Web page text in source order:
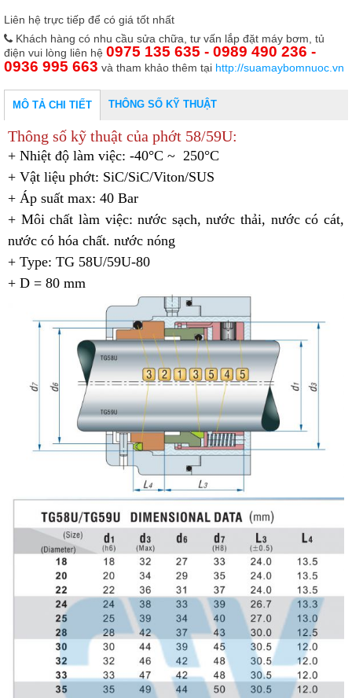
Liên hệ trực tiếp để có giá tốt nhất
Khách hàng có nhu cầu sửa chữa, tư vấn lắp đặt máy bơm, tủ
điện vui lòng liên hệ 0975 135 635 - 0989 490 236 -
0936 995 663 và tham khảo thêm tại http://suamaybomnuoc.vn
MÔ TẢ CHI TIẾT THÔNG SỐ KỸ THUẬT
Thông số kỹ thuật của phớt 58/59U:
+ Nhiệt độ làm việc: -40°C ~ 250°C
+ Vật liệu phớt: SiC/SiC/Viton/SUS
+ Áp suất max: 40 Bar
+ Môi chất làm việc: nước sạch, nước thải, nước có cát,
nước có hóa chất. nước nóng
+ Type: TG 58U/59U-80
+ D = 80 mm